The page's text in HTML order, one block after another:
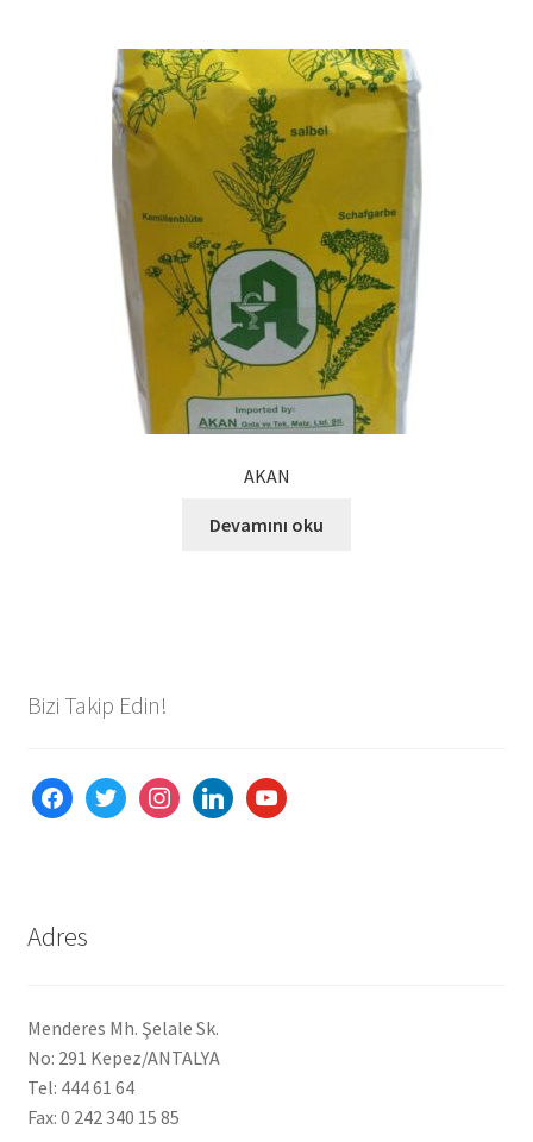
AKAN
Devamını oku
Bizi Takip Edin!
facebooktwitter instagramlinkedinyoutube
Adres
Menderes Mh. Şelale Sk.
No: 291 Kepez/ANTALYA
Tel: 444 61 64
Fax: 0 242 340 15 85